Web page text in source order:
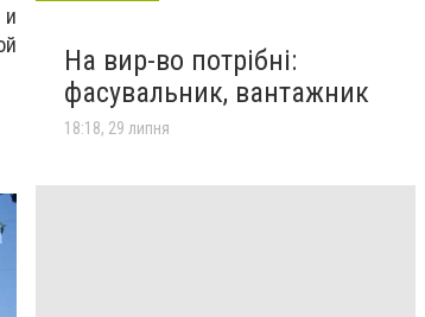
и
На вир-во потрібні:
фасувальник, вантажник
18:18, 29 липня